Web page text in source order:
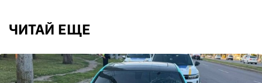
ЧИТАЙ ЕЩЕ